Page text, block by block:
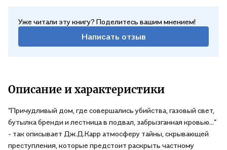
Уже читали эту книгу? Поделитесь вашим мнением!
Написать отзыв
Описание и характеристики
"Причудливый дом, где совершались убийства, газовый свет,
бутылка бренди и лестница в подвал, забрызганная кровью…"
- так описывает Дж.Д.Карр атмосферу тайны, скрывающей
преступления, которые предстоит раскрыть частному